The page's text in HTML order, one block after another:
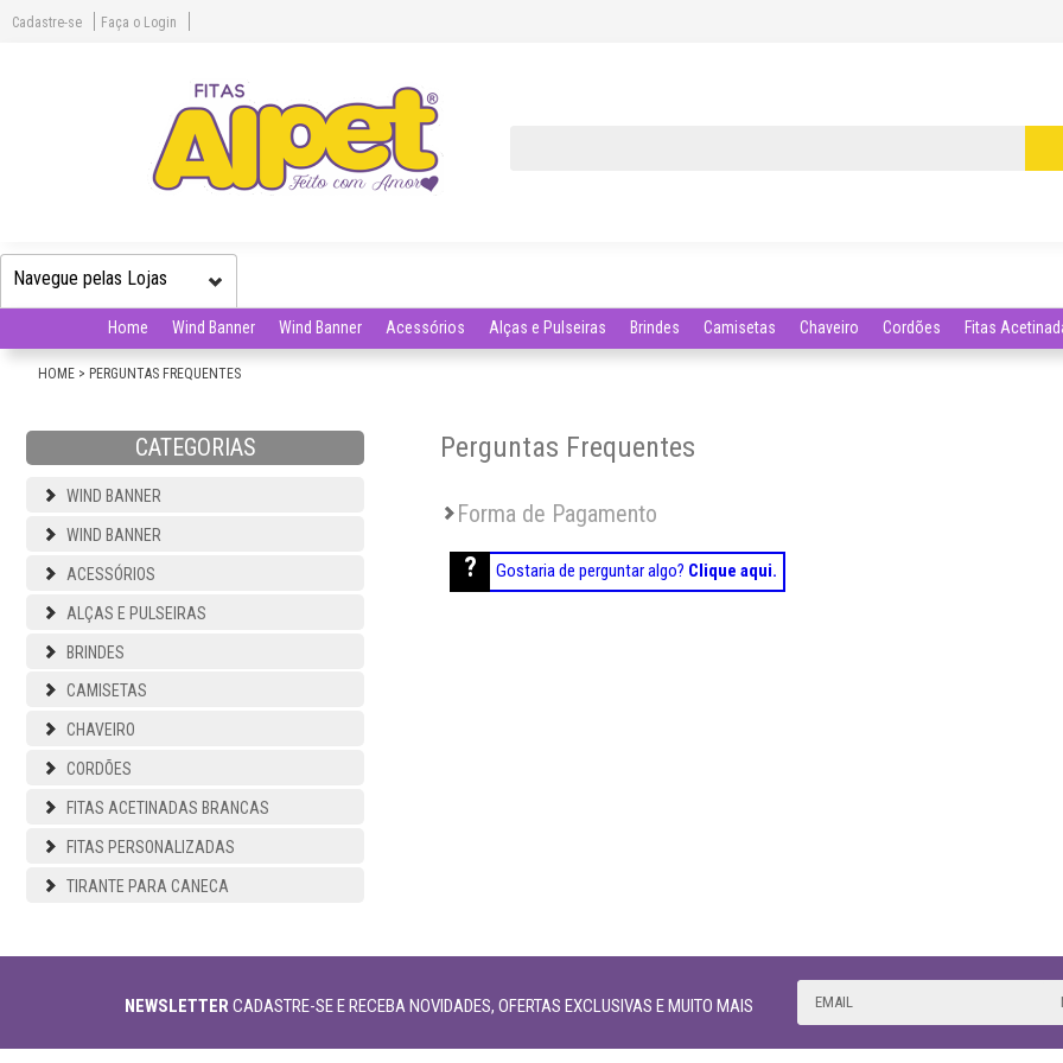
Faça o Login
Cadastre-se
Navegue pelas Lojas
Home Wind Banner Wind Banner Acessórios Alças e Pulseiras Brindes Camisetas Chaveiro Cordões Fitas
HOME > PERGUNTAS FREQUENTES
CATEGORIAS
WIND BANNER
WIND BANNER
ACESSÓRIOS
ALÇAS E PULSEIRAS
BRINDES
CAMISETAS
CHAVEIRO
CORDÕES
FITAS ACETINADAS BRANCAS
FITAS PERSONALIZADAS
TIRANTE PARA CANECA
Perguntas Frequentes
Forma de Pagamento
Gostaria de perguntar algo? Clique aqui.
NEWSLETTER CADASTRE-SE E RECEBA NOVIDADES, OFERTAS EXCLUSIVAS E MUITO MAIS